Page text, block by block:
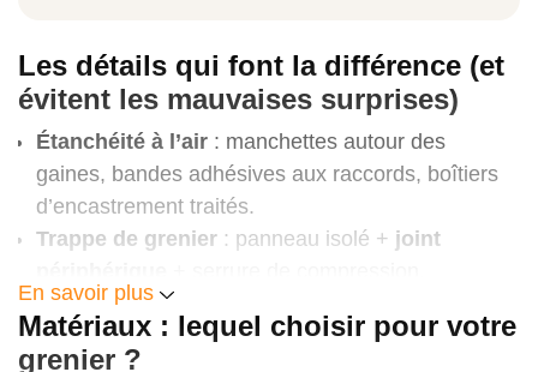
Soufflage combles perdus
(cellulose/laine), au m²
22 à 45 €/m²
Les détails qui font la différence (et
évitent les mauvaises surprises)
Étanchéité à l’air : manchettes autour des
gaines, bandes adhésives aux raccords, boîtiers
d’encastrement traités.
Trappe de grenier : panneau isolé + joint
Cheminées/éclairages encastrés
écart au feu, capots pour spots, matériaux
En savoir plus
Matériaux : lequel choisir pour votre
grenier ?